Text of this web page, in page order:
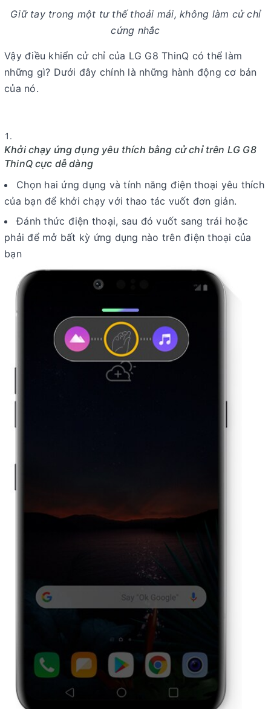
Giữ tay trong một tư thế thoải mái, không làm cử chỉ
cứng nhắc
Vậy điều khiển cử chỉ của LG G8 ThinQ có thể làm
những gì? Dưới đây chính là những hành động cơ bản
của nó.
Khởi chạy ứng dụng yêu thích bằng cử chỉ trên LG G8
ThinQ cực dễ dàng
Chọn hai ứng dụng và tính năng điện thoại yêu thích
của bạn để khởi chạy với thao tác vuốt đơn giản.
Đánh thức điện thoại, sau đó vuốt sang trái hoặc
phải để mở bất kỳ ứng dụng nào trên điện thoại của
bạn